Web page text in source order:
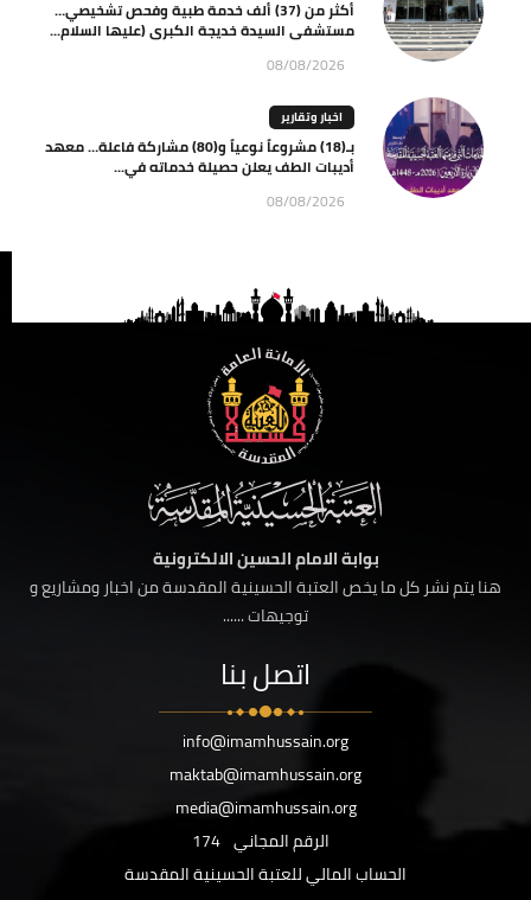
أكثر من (37) ألف خدمة طبية وفحص تشخيصي…
مستشفى السيدة خديجة الكبرى (عليها السلام...
08/08/2026
اخبار وتقارير
بـ(18) مشروعاً نوعياً و(80) مشاركة فاعلة… معهد
أديبات الطف يعلن حصيلة خدماته في...
08/08/2026
بوابة الامام الحسين الالكترونية
هنا يتم نشر كل ما يخص العتبة الحسينية المقدسة من اخبار ومشاريع و
توجيهات ......
اتصل بنا
info@imamhussain.org
maktab@imamhussain.org
media@imamhussain.org
الرقم المجاني 174
الحساب المالي للعتبة الحسينية المقدسة